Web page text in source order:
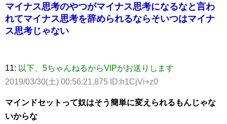
マイナス思考のやつがマイナス思考になるなと言わ
れてマイナス思考を辞められるならそいつはマイナ
ス思考じゃない
11: 以下、5ちゃんねるからVIPがお送りします
2019/03/30(土) 00:56:21.875 ID:h1CjVi+z0
マインドセットって奴はそう簡単に変えられるもんじゃな
いからな